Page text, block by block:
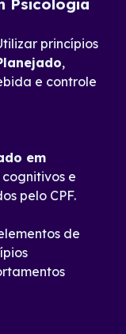
Psicologia
princípios
,
e controle
em
e
pelo CPF.
de